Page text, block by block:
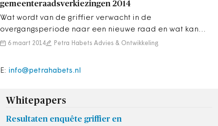
gemeenteraadsverkiezingen 2014
Wat wordt van de griffier verwacht in de
overgangsperiode naar een nieuwe raad en wat kan
de griffier (samen met de overige leden van de ...
6 maart 2014 Petra Habets Advies & Ontwikkeling
E: info@petrahabets.nl
Whitepapers
Resultaten enquête griffier en